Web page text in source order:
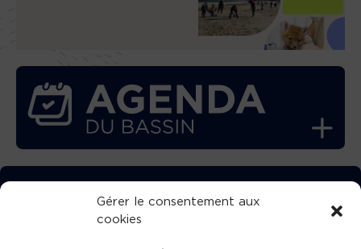
Gérer le consentement aux
cookies
TÉLÉCHARGEZ GRATUITEMENT
L’APPLICATION TVBA !